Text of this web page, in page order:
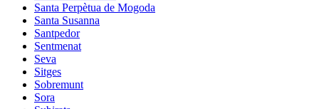
Santa Perpètua de Mogoda
Santa Susanna
Santpedor
Sentmenat
Seva
Sitges
Sobremunt
Sora